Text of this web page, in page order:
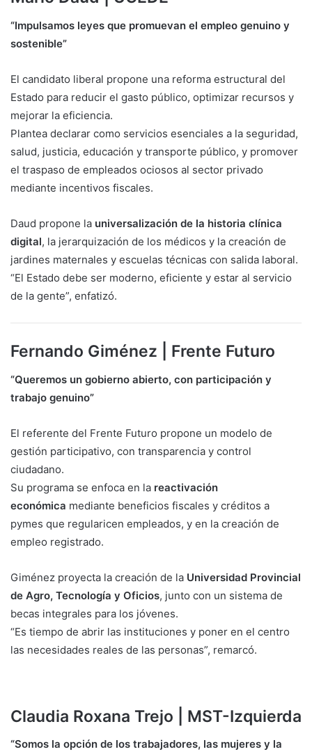
“Impulsamos leyes que promuevan el empleo genuino y
sostenible”
El candidato liberal propone una reforma estructural del
Estado para reducir el gasto público, optimizar recursos y
mejorar la eficiencia.
Plantea declarar como servicios esenciales a la seguridad,
salud, justicia, educación y transporte público, y promover
el traspaso de empleados ociosos al sector privado
mediante incentivos fiscales.
Daud propone la universalización de la historia clínica
digital, la jerarquización de los médicos y la creación de
jardines maternales y escuelas técnicas con salida laboral.
“El Estado debe ser moderno, eficiente y estar al servicio
de la gente”, enfatizó.
Fernando Giménez | Frente Futuro
“Queremos un gobierno abierto, con participación y
trabajo genuino”
El referente del Frente Futuro propone un modelo de
gestión participativo, con transparencia y control
ciudadano.
Su programa se enfoca en la reactivación
económica mediante beneficios fiscales y créditos a
pymes que regularicen empleados, y en la creación de
empleo registrado.
Giménez proyecta la creación de la Universidad Provincial
de Agro, Tecnología y Oficios, junto con un sistema de
becas integrales para los jóvenes.
“Es tiempo de abrir las instituciones y poner en el centro
las necesidades reales de las personas”, remarcó.
Claudia Roxana Trejo | MST-Izquierda
“Somos la opción de los trabajadores, las mujeres y la